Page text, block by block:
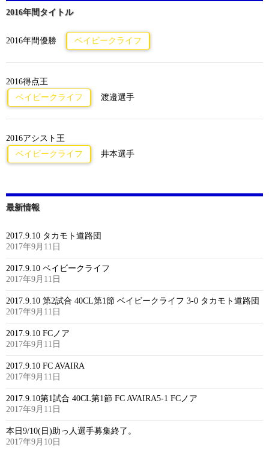
2016年間タイトル
2016年間優勝 ベイビークライフ
2016得点王
ベイビークライフ
渡邉選手
2016アシスト王
ベイビークライフ
井本選手
最新情報
2017.9.10 タカモト道路団
2017年9月11日
2017.9.10 ベイビークライフ
2017年9月11日
2017.9.10 第2試合 40CL第1節 ベイビークライフ 3-0 タカモト道路団
2017年9月11日
2017.9.10 FCノア
2017年9月11日
2017.9.10 FC AVAIRA
2017年9月11日
2017.9.10第1試合 40CL第1節 FC AVAIRA5-1 FCノア
2017年9月11日
本日9/10(日)助っ人選手募集終了。
2017年9月10日